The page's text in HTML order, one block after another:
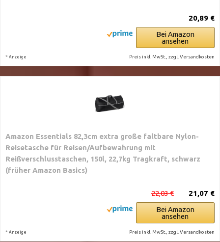
20,89 €
Bei Amazon
ansehen
* Anzeige Preis inkl. MwSt., zzgl. Versandkosten
Amazon Essentials 82,3cm extra große faltbare Nylon-
Reisetasche für Reisen/Aufbewahrung mit
Reißverschlusstaschen, 150l, 22,7kg Tragkraft, schwarz
(früher Amazon Basics)
21,07 €
22,03 €
Bei Amazon
ansehen
* Anzeige Preis inkl. MwSt., zzgl. Versandkosten